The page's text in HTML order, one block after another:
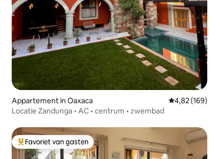
Appartement in Oaxaca Gemiddelde
4,82 (169)
Locatie Zandunga • AC • centrum • zwembad
Topfavoriet van gasten
Favoriet van gasten